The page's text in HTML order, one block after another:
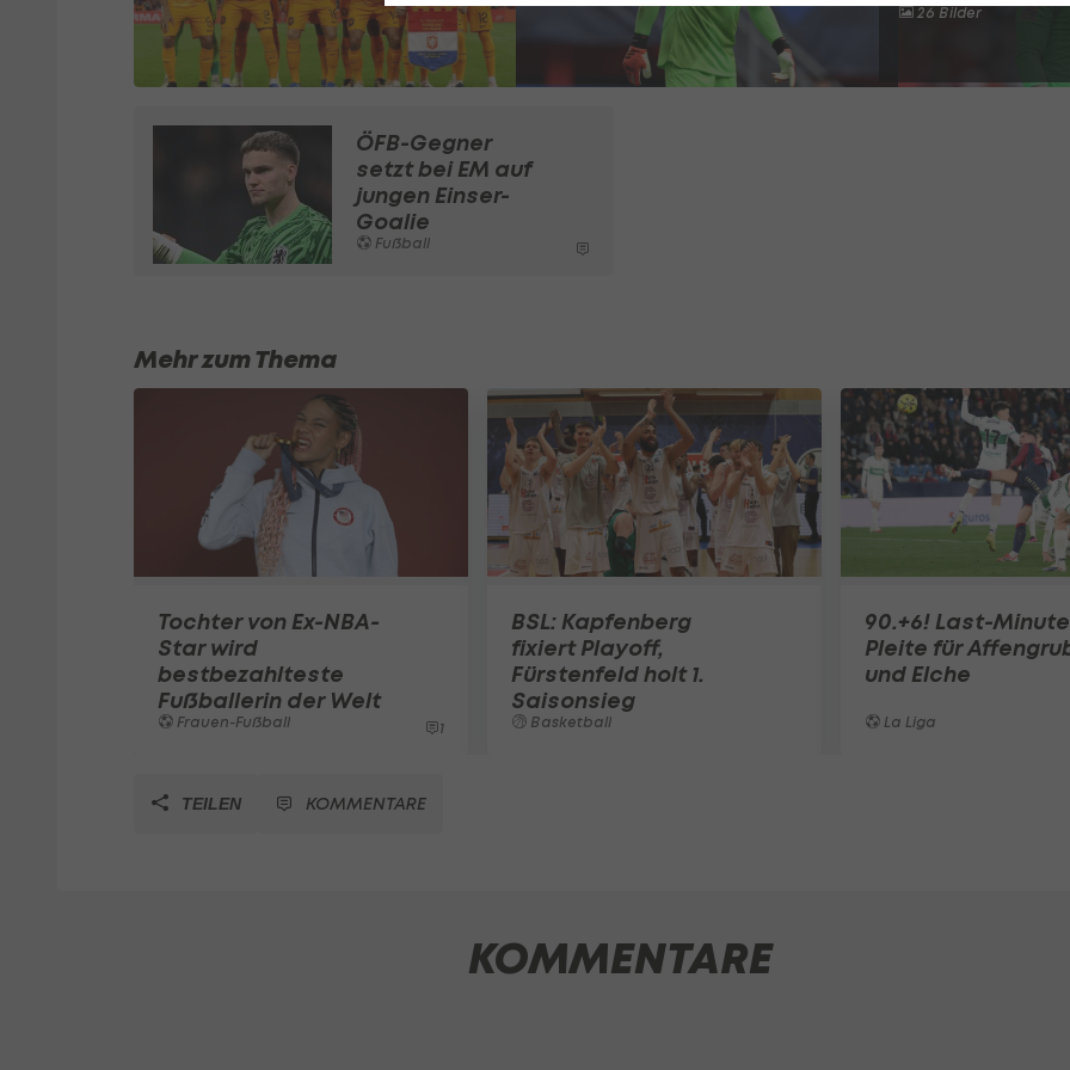
26 Bilder
ÖFB-Gegner
setzt bei EM auf
jungen Einser-
Goalie
Fußball
Mehr zum Thema
Tochter von Ex-NBA-
Star wird
bestbezahlteste
Fußballerin der Welt
Frauen-Fußball 1
BSL: Kapfenberg
fixiert Playoff,
Fürstenfeld holt 1.
Saisonsieg
Basketball
90.+6! Last-
Pleite für
und Elche
La Liga
TEILEN KOMMENTARE
KOMMENTARE